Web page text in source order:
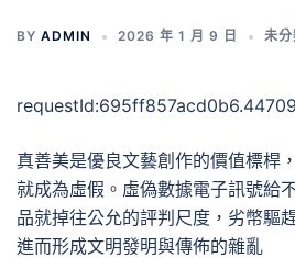
BY ADMIN 2026 年 1 月 9 日 未分
真善美是優良文藝創作的價值標桿
就成為虛假。虛偽數據電子訊號給
品就掉往公允的評判尺度，劣幣驅
進而形成文明發明與傳佈的雜亂